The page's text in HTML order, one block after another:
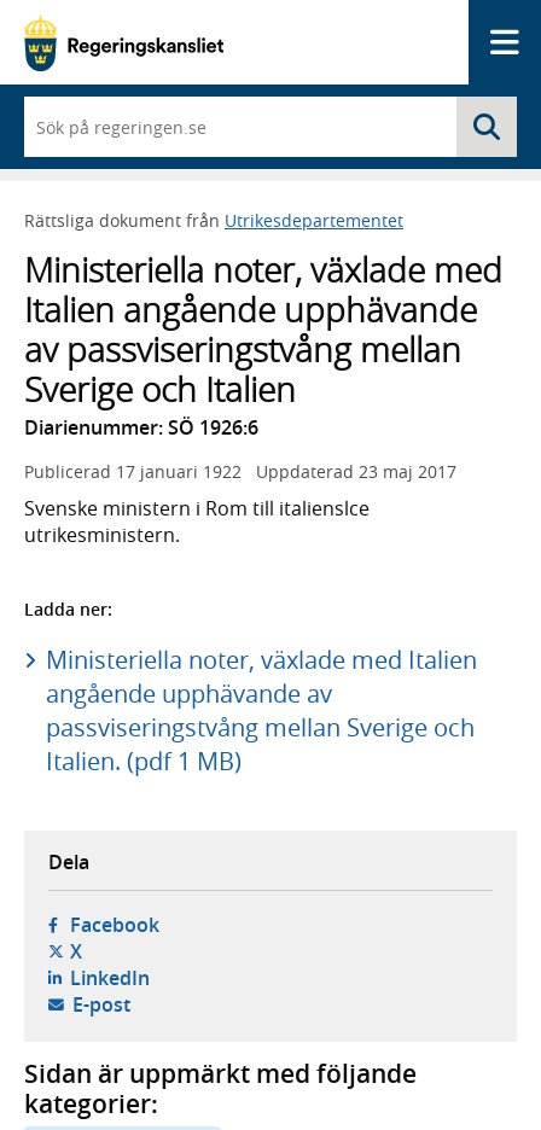
du
börjar
skriva
framträder
lista
med
sökförslag
Rättsliga dokument från Utrikesdepartementet
Ministeriella noter, växlade med
Italien angående upphävande
av passviseringstvång mellan
Sverige och Italien
Diarienummer: SÖ 1926:6
Publicerad 17 januari 1922 Uppdaterad 23 maj 2017
Svenske ministern i Rom till italienslce
utrikesministern.
Ladda ner:
Ministeriella noter, växlade med Italien
angående upphävande av
passviseringstvång mellan Sverige och
Italien. (pdf 1 MB)
Dela
Facebook- öppnas i ny flik, extern webbplats,
X- öppnas i ny flik, extern webbplats,
LinkedIn- öppnas i ny flik, extern webbplats,
E-post- öppnar din e-postklient,
Sidan är uppmärkt med följande
kategorier: